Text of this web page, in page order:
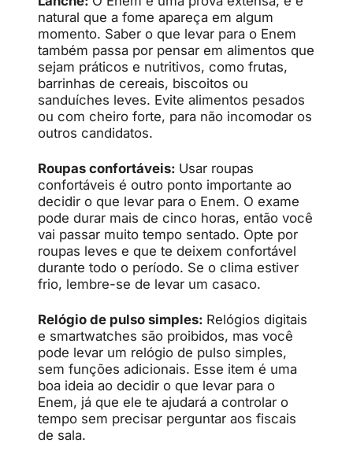
natural que a fome apareça em algum
momento. Saber o que levar para o Enem
também passa por pensar em alimentos que
sejam práticos e nutritivos, como frutas,
barrinhas de cereais, biscoitos ou
sanduíches leves. Evite alimentos pesados
ou com cheiro forte, para não incomodar os
outros candidatos.
Roupas confortáveis: Usar roupas
confortáveis é outro ponto importante ao
decidir o que levar para o Enem. O exame
pode durar mais de cinco horas, então você
vai passar muito tempo sentado. Opte por
roupas leves e que te deixem confortável
durante todo o período. Se o clima estiver
frio, lembre-se de levar um casaco.
Relógio de pulso simples: Relógios digitais
e smartwatches são proibidos, mas você
pode levar um relógio de pulso simples,
sem funções adicionais. Esse item é uma
boa ideia ao decidir o que levar para o
Enem, já que ele te ajudará a controlar o
tempo sem precisar perguntar aos fiscais
de sala.